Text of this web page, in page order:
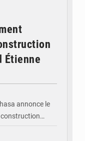
Étienne
annonce le
construction…